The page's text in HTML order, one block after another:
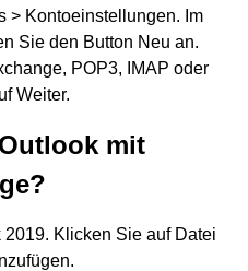
> Kontoeinstellungen. Im
Sie den Button Neu an.
POP3, IMAP oder
Weiter.
mit
Klicken Sie auf Datei